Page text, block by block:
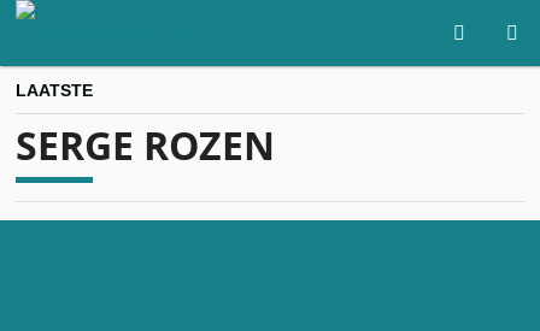
LAATSTE
SERGE ROZEN